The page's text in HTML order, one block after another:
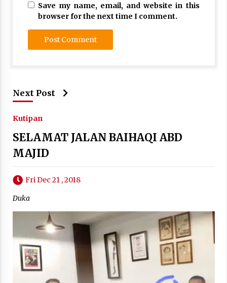
Save my name, email, and website in this
browser for the next time I comment.
Next Post
Kutipan
SELAMAT JALAN BAIHAQI ABD
MAJID
Fri Dec 21 , 2018
Duka